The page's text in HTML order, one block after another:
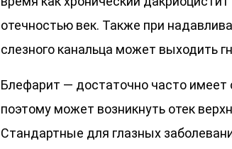
отечностью век. Также при
слезного канальца может выходить
Блефарит — достаточно часто
поэтому может возникнуть отек
Стандартные для глазных